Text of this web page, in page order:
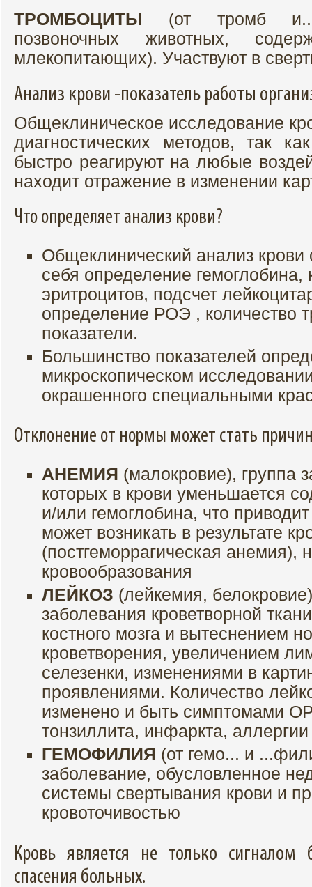
ТРОМБОЦИТЫ (от тромб
позвоночных животных,
млекопитающих). Участвуют в
Анализ крови -показатель работы
Общеклиническое исследование
диагностических методов, так
быстро реагируют на любые
находит отражение в изменении
Что определяет анализ крови?
Общеклинический анализ крови
себя определение гемоглобина,
эритроцитов, подсчет
определение РОЭ , количество
показатели.
Большинство показателей
микроскопическом
окрашенного специальными
Отклонение от нормы может стать
АНЕМИЯ (малокровие), группа
которых в крови уменьшается
и/или гемоглобина, что
может возникать в результате
(постгеморрагическая анемия),
кровообразования
ЛЕЙКОЗ (лейкемия,
заболевания кроветворной
костного мозга и вытеснением
кроветворения, увеличением
селезенки, изменениями в
проявлениями. Количество
изменено и быть симптомами
тонзиллита, инфаркта,
ГЕМОФИЛИЯ (от гемо... и
заболевание, обусловленное
системы свертывания крови и
кровоточивостью
Кровь является не только
спасения больных.